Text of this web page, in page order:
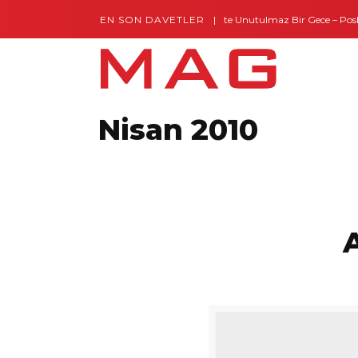
EN SON DAVETLER
Gaziantep’te Unutulmaz Bir Gece – Posh and
Nisan 2010